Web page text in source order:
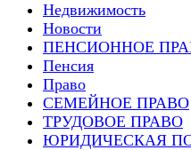
Недвижимость
Новости
ПЕНСИОННОЕ
Пенсия
Право
СЕМЕЙНОЕ ПРАВО
ТРУДОВОЕ ПРАВО
ЮРИДИЧЕСКАЯ